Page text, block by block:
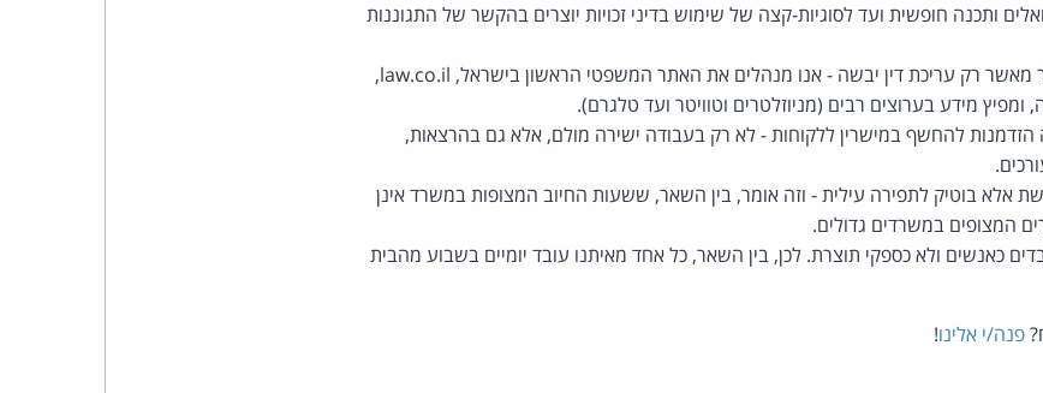
ותכנה חופשית ועד לסוגיות-קצה של שימוש בדיני זכויות יוצרים בהקשר של התגוננות
כי בעבודה איתנו תעשו יותר מאשר רק עריכת דין יבשה - אנו מנהלים את האתר המשפטי הראשון בישראל, law.co.il,
מידע בערוצים רבים (מניוזלטרים וטוויטר ועד טלגרם).
להחשף במישרין ללקוחות - לא רק בעבודה ישירה מולם, אלא גם בהרצאות,
אלא בוטיק לתפירה עילית - וזה אומר, בין השאר, ששעות החיוב המצופות במשרד אינן
המצופים במשרדים גדולים.
כאנשים ולא כספקי תוצרת. לכן, בין השאר, כל אחד מאיתנו עובד יומיים בשבוע מהבית
פנה/י אלינו!